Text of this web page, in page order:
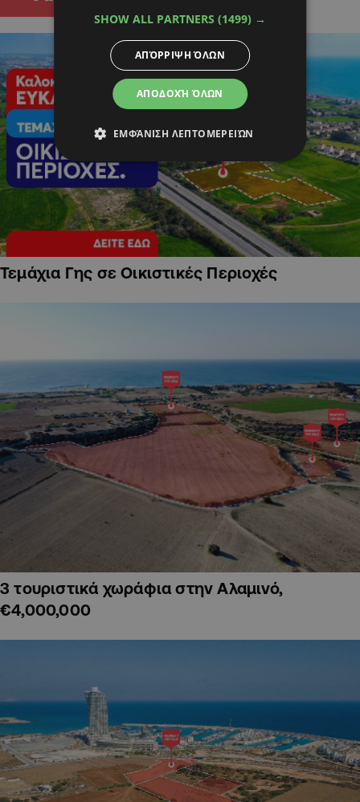
Τεμάχια Γης σε Οικιστικές Περιοχές
3 τουριστικά χωράφια στην Αλαμινό,
€4,000,000
SHOW ALL PARTNERS (1499) →
ΑΠΟΔΟΧΉ ΌΛΩΝ
ΑΠΌΡΡΙΨΗ ΌΛΩΝ
ΕΜΦΆΝΙΣΗ ΛΕΠΤΟΜΕΡΕΙΏΝ